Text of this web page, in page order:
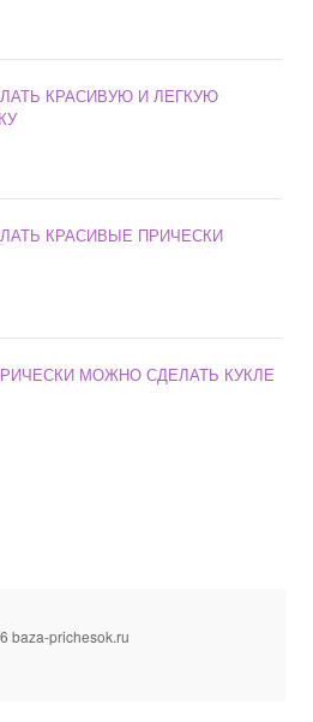
КРАСИВУЮ И ЛЕГКУЮ
КРАСИВЫЕ ПРИЧЕСКИ
МОЖНО СДЕЛАТЬ КУКЛЕ
baza-prichesok.ru